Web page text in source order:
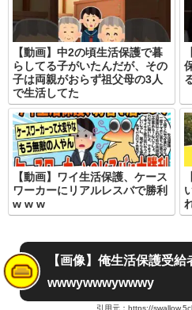
【動画】中2の頃生活保護で暮
らしてる子がいたんだが、その
子は両親がおらず祖父母の3人
で生活してた
【動画】ワイ生活保護、ケース
ワーカーにリアルレスバで勝利
w w w
【画像】俺生活保護受
wwwywwwywwwy
引用元： https://